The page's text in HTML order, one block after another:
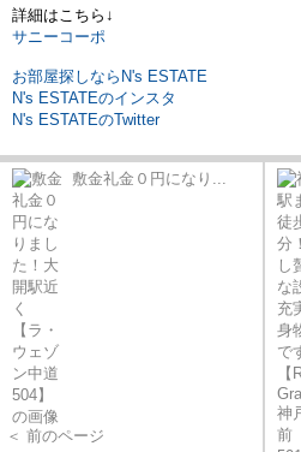
詳細はこちら↓
サニーコーポ
お部屋探しならN's ESTATE
N's ESTATEのインスタ
N's ESTATEのTwitter
敷金礼金０円になり...
＜ 前のページ